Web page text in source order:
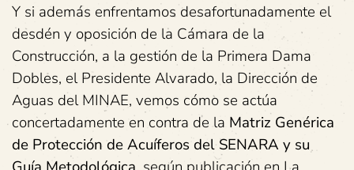
Y si además enfrentamos desafortunadamente el
desdén y oposición de la Cámara de la
Construcción, a la gestión de la Primera Dama
Dobles, el Presidente Alvarado, la Dirección de
Aguas del MINAE, vemos cómo se actúa
concertadamente en contra de la Matriz Genérica
de Protección de Acuíferos del SENARA y su